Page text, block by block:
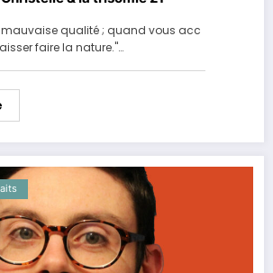
mauvaise qualité ; quand vous acc
faire la nature."…